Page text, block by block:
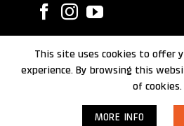
©GUEE International2024.
This site uses cookies to offer
experience. By browsing this
of cookies.
MORE INFO